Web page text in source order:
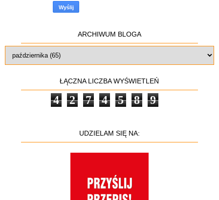
ARCHIWUM BLOGA
ŁĄCZNA LICZBA WYŚWIETLEŃ
4 2 7 4 5 8 9
UDZIELAM SIĘ NA: